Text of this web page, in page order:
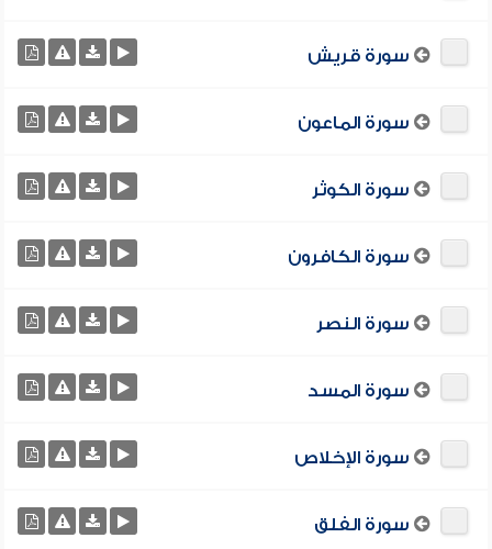
سورة قريش
سورة الماعون
سورة الكوثر
سورة الكافرون
سورة النصر
سورة المسد
سورة الإخلاص
سورة الفلق